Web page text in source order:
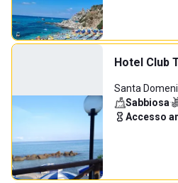
Hotel Club
Santa
Sabbiosa·
Accesso